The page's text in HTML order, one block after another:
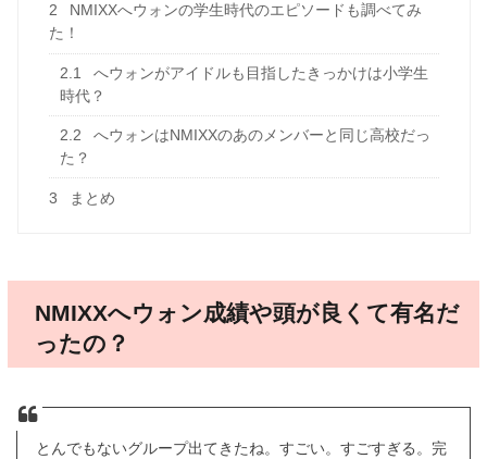
2
NMIXXへウォンの学生時代のエピソードも調べてみ
た！
2.1
へウォンがアイドルも目指したきっかけは小学生
時代？
2.2
へウォンはNMIXXのあのメンバーと同じ高校だっ
た？
3 まとめ
NMIXXへウォン成績や頭が良くて有名だ
ったの？
とんでもないグループ出てきたね。すごい。すごすぎる。完